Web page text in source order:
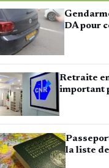
DA pour
Retraite
important
la liste